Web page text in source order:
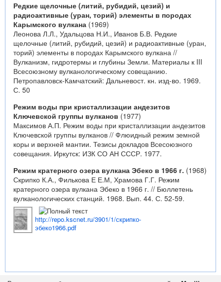
Редкие щелочные (литий, рубидий, цезий) и
радиоактивные (уран, торий) элементы в породах
Карымского вулкана (1969)
Леонова Л.Л., Удальцова Н.И., Иванов Б.В. Редкие
щелочные (литий, рубидий, цезий) и радиоактивные (уран,
торий) элементы в породах Карымского вулкана //
Вулканизм, гидротермы и глубины Земли. Материалы к III
Всесоюзному вулканологическому совещанию.
Петропавловск-Камчатский: Дальневост. кн. изд-во. 1969.
С. 50
Режим воды при кристаллизации андезитов
Ключевской группы вулканов (1977)
Максимов А.П. Режим воды при кристаллизации андезитов
Ключевской группы вулканов // Флюидный режим земной
коры и верхней мантии. Тезисы докладов Всесоюзного
совещания. Иркутск: ИЗК СО АН СССР. 1977.
Режим кратерного озера вулкана Эбеко в 1966 г. (1968)
Скрипко К.А., Филькова Е Е.М, Храмова Г.Г. Режим
кратерного озера вулкана Эбеко в 1966 г. // Бюллетень
вулканологических станций. 1968. Вып. 44. С. 52-59.
http://repo.kscnet.ru/3901/1/скрипко-
эбеко1966.pdf